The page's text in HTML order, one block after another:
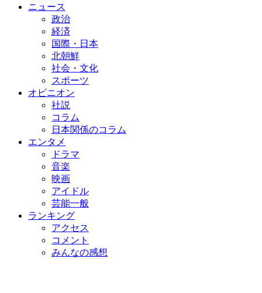
ニュース
政治
経済
国際・日本
北朝鮮
社会・文化
スポーツ
オピニオン
社説
コラム
日本関係のコラム
エンタメ
ドラマ
音楽
映画
アイドル
芸能一般
ランキング
アクセス
コメント
みんなの感想